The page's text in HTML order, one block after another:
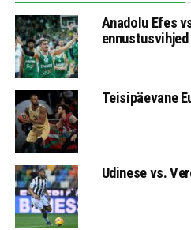
Anadolu Efes
ennustusvihjed
Teisipäevane
Udinese vs.